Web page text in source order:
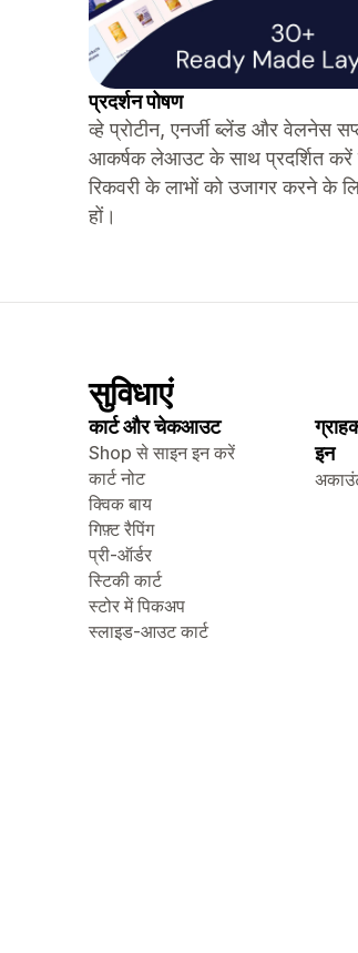
प्रदर्शन पोषण
व्हे प्रोटीन, एनर्जी ब्लेंड और वेलनेस
आकर्षक लेआउट के साथ प्रदर्शित
रिकवरी के लाभों को उजागर करने के
हों।
सुविधाएं
कार्ट और चेकआउट
Shop से साइन इन करें
कार्ट नोट
क्विक बाय
गिफ़्ट रैपिंग
प्री-ऑर्डर
स्टिकी कार्ट
स्टोर में पिकअप
स्लाइड-आउट कार्ट
इन